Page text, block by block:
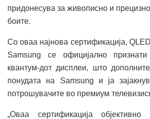
придонесува за живописно и
боите.
Со оваа најнова сертификација,
Samsung се официјално признати
квантум-дот дисплеи, што
понудата на Samsung и ја
потрошувачите во премиум
„Оваа сертификација објективно